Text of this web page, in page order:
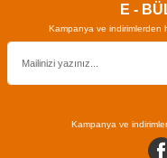
E -
Kampanya ve indirimlerden
Kampanya ve